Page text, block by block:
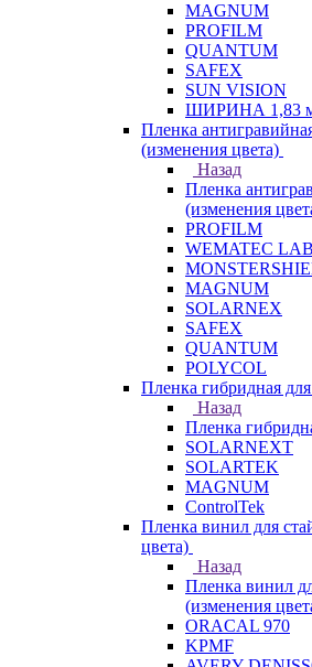
MAGNUM
PROFILM
QUANTUM
SAFEX
SUN VISION
ШИРИНА 1,83
Пленка
(изменения цвета)
Назад
Пленка
(изменения
PROFILM
WEMATEC LAB
MAGNUM
SOLARNEX
SAFEX
QUANTUM
POLYCOL
Пленка гибридная
Назад
Пленка
SOLARNEXT
SOLARTEK
MAGNUM
ControlTek
Пленка винил для
цвета)
Назад
Пленка винил
(изменения
ORACAL 970
KPMF